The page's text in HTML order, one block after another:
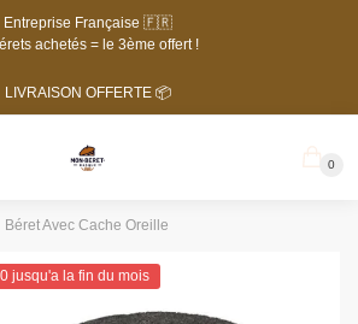
Entreprise Française 🇫🇷
achetés = le 3ème offert !
LIVRAISON OFFERTE 📦
0
Béret Avec Cache Oreille
jusqu'a la fin du mois